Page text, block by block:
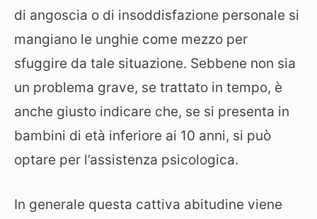
di angoscia o di insoddisfazione personale si
mangiano le unghie come mezzo per
sfuggire da tale situazione. Sebbene non sia
un problema grave, se trattato in tempo, è
anche giusto indicare che, se si presenta in
bambini di età inferiore ai 10 anni, si può
optare per l’assistenza psicologica.
In generale questa cattiva abitudine viene